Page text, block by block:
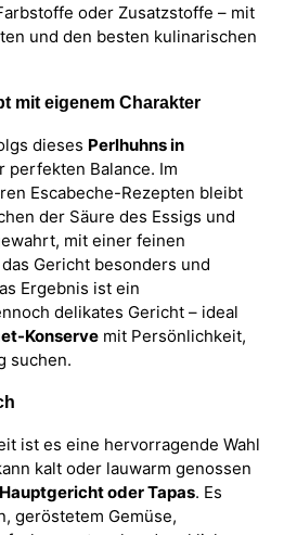
oder Zusatzstoffe – mit
und den besten kulinarischen
mit eigenem Charakter
dieses Perlhuhns in
perfekten Balance. Im
Escabeche-Rezepten bleibt
der Säure des Essigs und
mit einer feinen
Gericht besonders und
Ergebnis ist ein
delikates Gericht – ideal
Konserve mit Persönlichkeit,
suchen.
ist es eine hervorragende Wahl
kalt oder lauwarm genossen
oder Tapas. Es
geröstetem Gemüse,